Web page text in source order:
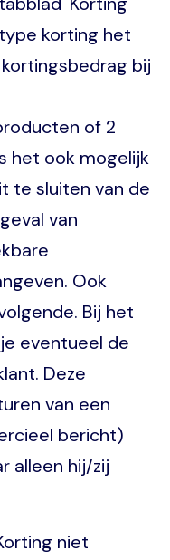
korting het
bij
of 2
het ook mogelijk
te sluiten van de
van
Ook
Bij het
eventueel de
Deze
van een
bericht)
alleen hij/zij
niet